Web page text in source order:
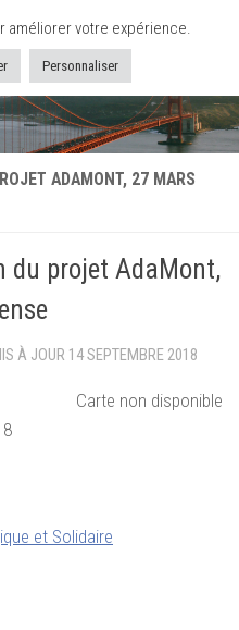
ADAMONT, 27 MARS
du projet AdaMont,
À JOUR 14 SEPTEMBRE 2018
Carte non disponible
et Solidaire
améliorer votre expérience.
Personnaliser